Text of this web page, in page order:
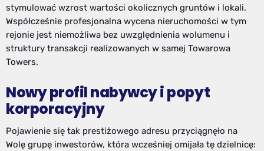
stymulować wzrost wartości okolicznych gruntów i lokali.
Współcześnie profesjonalna wycena nieruchomości w tym
rejonie jest niemożliwa bez uwzględnienia wolumenu i
struktury transakcji realizowanych w samej Towarowa
Towers.
Nowy profil nabywcy i popyt
korporacyjny
Pojawienie się tak prestiżowego adresu przyciągnęło na
Wolę grupę inwestorów, która wcześniej omijała tę dzielnicę: